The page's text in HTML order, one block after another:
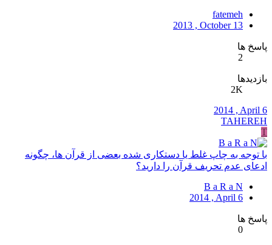
fatemeh
2013 , October 13
پاسخ ها
2
بازدیدها
2K
2014 , April 6
TAHEREH
T
با توجه به چاپ غلط یا دستکاری شده بعضی از قرآن ها، چگونه
ادعای عدم تحریف قرآن را دارید؟
B a R a N
2014 , April 6
پاسخ ها
0